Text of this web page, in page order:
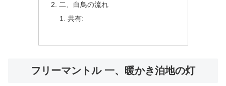
二、白鳥の流れ
共有:
フリーマントル 一、暖かき泊地の灯